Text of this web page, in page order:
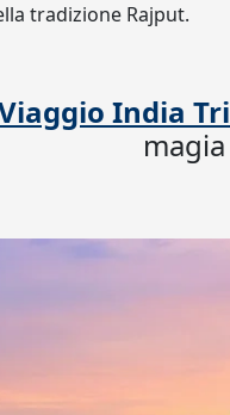
tradizione Rajput.
India